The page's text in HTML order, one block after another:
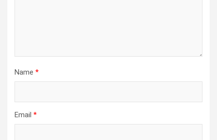
Name *
Email *